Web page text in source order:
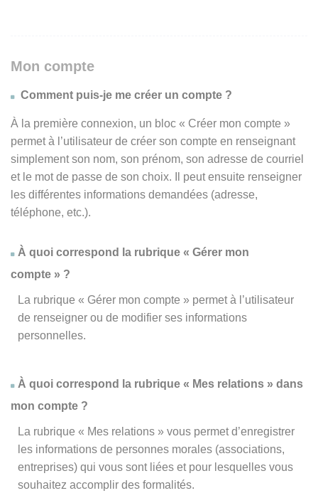
Mon compte
Comment puis-je me créer un compte ?
À la première connexion, un bloc « Créer mon compte »
permet à l’utilisateur de créer son compte en renseignant
simplement son nom, son prénom, son adresse de courriel
et le mot de passe de son choix. Il peut ensuite renseigner
les différentes informations demandées (adresse,
téléphone, etc.).
À quoi correspond la rubrique « Gérer mon
compte » ?
La rubrique « Gérer mon compte » permet à l’utilisateur
de renseigner ou de modifier ses informations
personnelles.
À quoi correspond la rubrique « Mes relations » dans
mon compte ?
La rubrique « Mes relations » vous permet d’enregistrer
les informations de personnes morales (associations,
entreprises) qui vous sont liées et pour lesquelles vous
souhaitez accomplir des formalités.